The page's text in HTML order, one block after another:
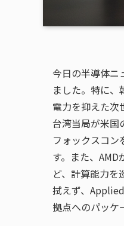
今日の半導体ニ
ました。特に
電力を抑えた次
台湾当局が米国
フォックスコン
す。また、
ど、計算能力を
拭えず、
拠点へのパッケ